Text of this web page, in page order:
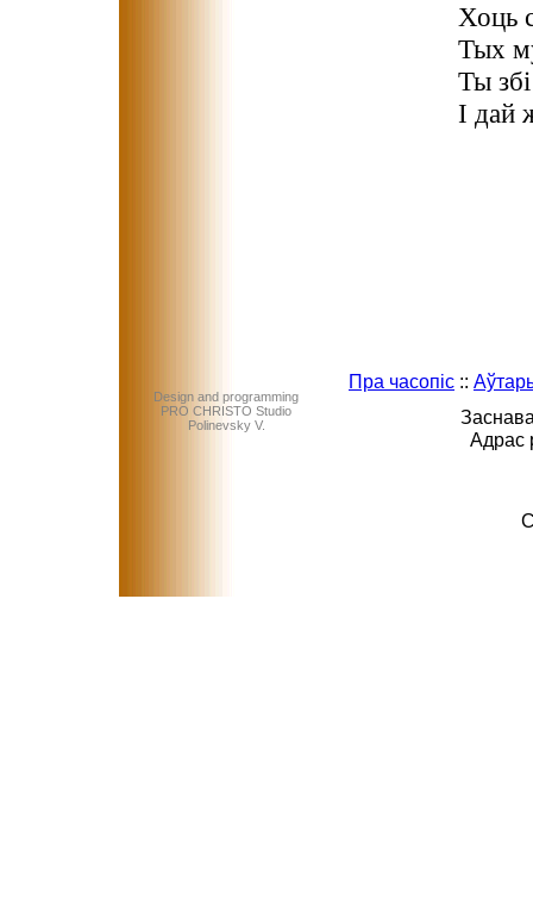
Хоць
Тых
Ты
І дай
Design and programming
PRO CHRISTO Studio
Polinevsky V.
Пра часопіс ::
Адрас